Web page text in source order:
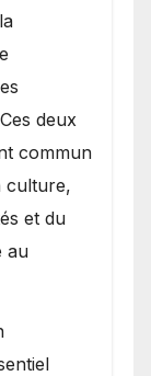
deux
commun
culture,
et du
au